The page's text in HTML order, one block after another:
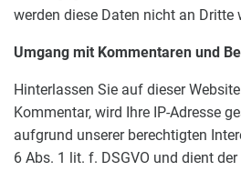
werden diese Daten nicht an Dritte
Umgang mit Kommentaren und
Hinterlassen Sie auf dieser
Kommentar, wird Ihre IP-Adresse
aufgrund unserer berechtigten
6 Abs. 1 lit. f. DSGVO und dient